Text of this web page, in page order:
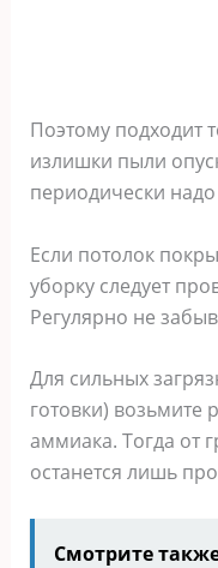
Поэтому подходит
излишки пыли
периодически
Если потолок
уборку следует
Регулярно не
Для сильных
готовки) возьмите
аммиака. Тогда от
останется лишь
Смотрите